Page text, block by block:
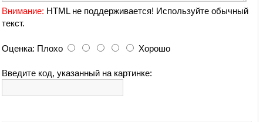
Внимание: HTML не поддерживается! Используйте обычный
текст.
Оценка: Плохо Хорошо
Введите код, указанный на картинке: